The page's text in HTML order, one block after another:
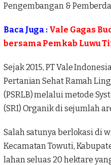
Pengembangan &
Baca Juga : Vale Gagas
bersama Pemkab Luwu
Sejak 2015,PT Vale
Pertanian Sehat Ramah
(PSRLB) melalui metode
(SRI) Organik di sejumlah
Salah satunya berlokasi di
Kecamatan Towuti,
lahan seluas 20 hektare